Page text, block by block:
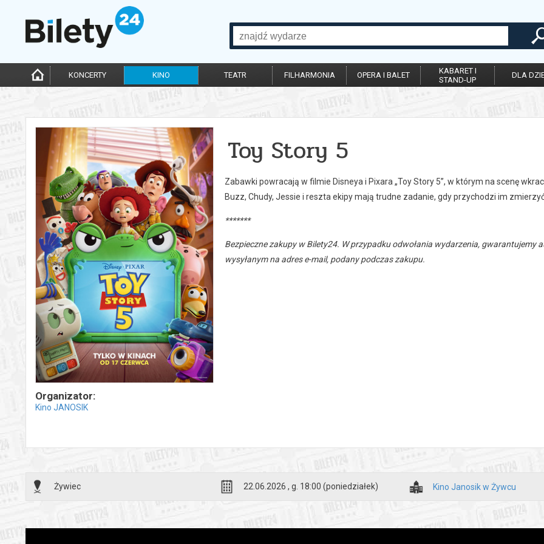
KONCERTY KINO TEATR FILHARMONIA OPERA I BALET
KABARET I
STAND-UP
DLA
Organizator:
Kino JANOSIK
Toy Story 5
Zabawki powracają w filmie Disneya i Pixara „Toy Story 5”, w którym na scenę
Buzz, Chudy, Jessie i reszta ekipy mają trudne zadanie, gdy przychodzi im
*******
Bezpieczne zakupy w Bilety24. W przypadku odwołania wydarzenia,
wysyłanym na adres e-mail, podany podczas zakupu.
Żywiec 22.06.2026 , g. 18:00 (poniedziałek) Kino Janosik w Żywcu